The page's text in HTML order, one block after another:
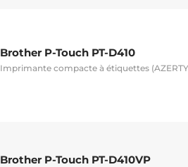
Brother P-Touch PT-D410
Imprimante compacte à étiquettes
Brother P-Touch PT-D410VP